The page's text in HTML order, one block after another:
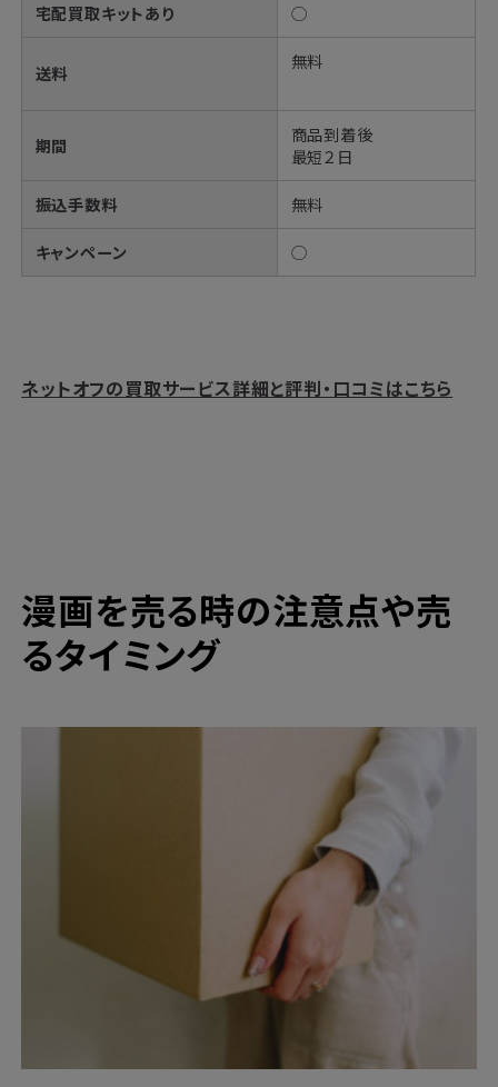
宅配買取キットあり ◯
送料
無料
期間
商品到着後
最短２日
振込手数料 無料
キャンペーン ◯
ネットオフの買取サービス詳細と評判・口コミはこちら
漫画を売る時の注意点や売
るタイミング